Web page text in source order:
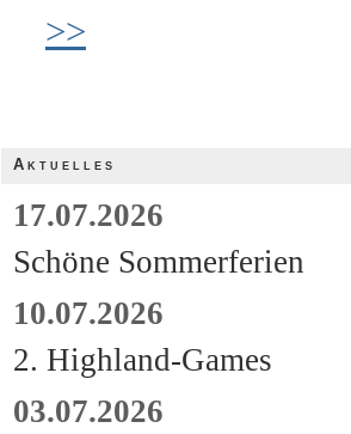
>>
Aktuelles
17.07.2026
Schöne Sommerferien
10.07.2026
2. Highland-Games
03.07.2026